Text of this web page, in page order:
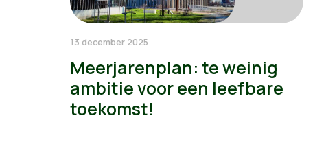
13 december 2025
Meerjarenplan: te weinig
ambitie voor een leefbare
toekomst!